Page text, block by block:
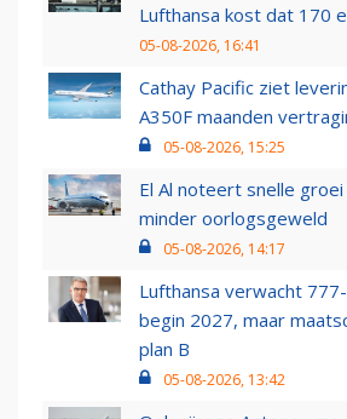
Lufthansa kost dat 170
05-08-2026, 16:41
Cathay Pacific ziet
A350F maanden
05-08-2026, 15:25
El Al noteert snelle
minder oorlogsgeweld
05-08-2026, 14:17
Lufthansa verwacht
begin 2027, maar
plan B
05-08-2026, 13:42